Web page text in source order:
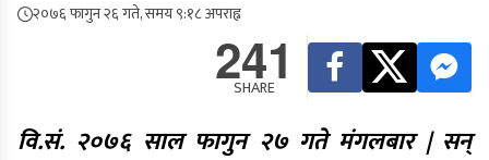
२०७६ फागुन २६ गते, समय ९:१८ अपराह्न
241
SHARE
वि.सं. २०७६ साल फागुन २७ गते मंगलबार | सन्